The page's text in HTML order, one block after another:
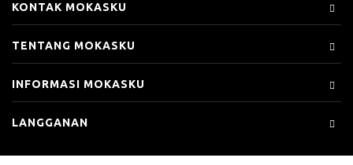
KONTAK MOKASKU
TENTANG MOKASKU
INFORMASI MOKASKU
LANGGANAN